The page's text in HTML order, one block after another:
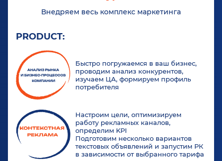
Внедряем весь комплекс маркетинга
PRODUCT:
Быстро погружаемся в ваш бизнес,
проводим анализ конкурентов,
изучаем ЦА, формируем профиль
потребителя
Настроим цели, оптимизируем
работу рекламных каналов,
определим KPI
Подготовим несколько вариантов
текстовых объявлений и запустим РК
в зависимости от выбранного тарифа